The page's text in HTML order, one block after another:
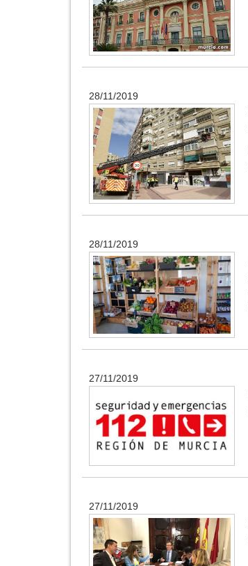
28/11/2019
28/11/2019
27/11/2019
27/11/2019